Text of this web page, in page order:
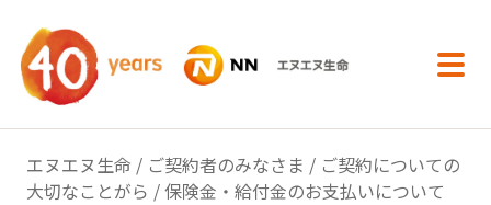
エヌエヌ生命 / ご契約者のみなさま / ご契約についての
大切なことがら / 保険金・給付金のお支払いについて